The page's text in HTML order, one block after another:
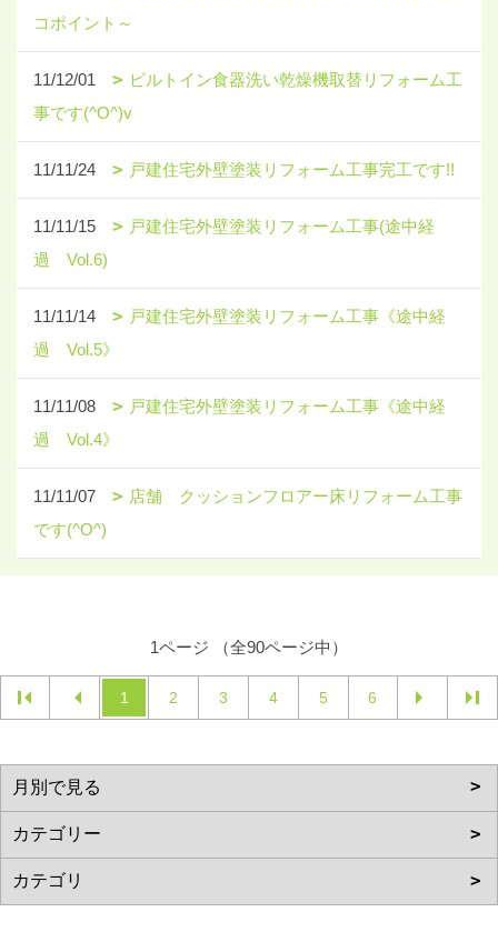
コポイント～
11/12/01
ビルトイン食器洗い乾燥機取替リフォーム工
事です(^O^)v
11/11/24 戸建住宅外壁塗装リフォーム工事完工です!!
11/11/15
戸建住宅外壁塗装リフォーム工事(途中経
過 Vol.6)
11/11/14
戸建住宅外壁塗装リフォーム工事《途中経
過 Vol.5》
11/11/08
戸建住宅外壁塗装リフォーム工事《途中経
過 Vol.4》
11/11/07
店舗 クッションフロアー床リフォーム工事
です(^O^)
1ページ （全90ページ中）
1 2 3 4 5 6